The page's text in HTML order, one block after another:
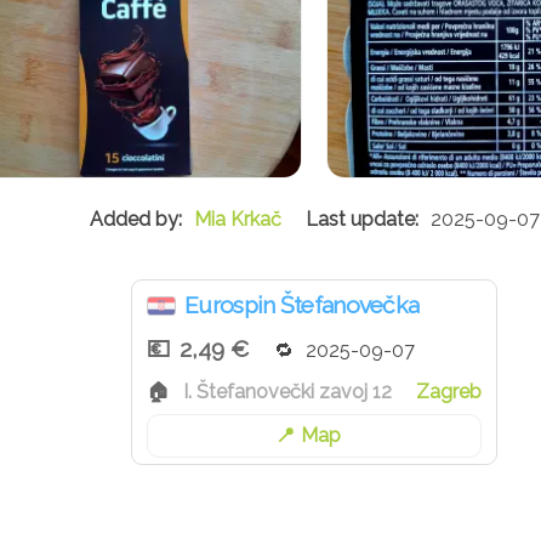
Mia Krkač 2025-09-07
Eurospin Štefanovečka
2,49 €
2025-09-07
I. Štefanovečki zavoj 12
Zagreb
Map